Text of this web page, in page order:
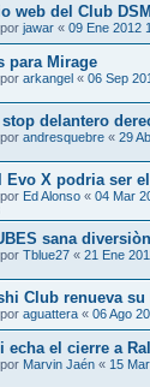
web del Club
jawar « 09 Ene 2012
para Mirage
arkangel « 06 Sep
delantero
andresquebre « 29
Evo X podria ser
Ed Alonso « 04 Mar
sana diversiòn
Tblue27 « 21 Ene
Club renueva su
aguattera « 06 Ago
echa el cierre a
Marvin Jaén « 15